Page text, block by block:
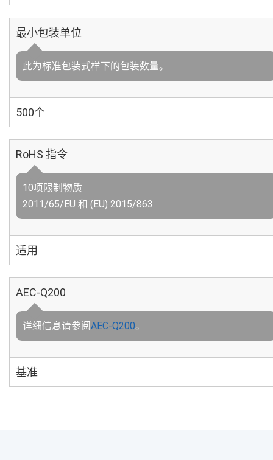
最小包装单位
此为标准包装式样下的包装数量。
500个
RoHS 指令
10项限制物质
2011/65/EU 和 (EU) 2015/863
适用
AEC-Q200
详细信息请参阅AEC-Q200。
基准